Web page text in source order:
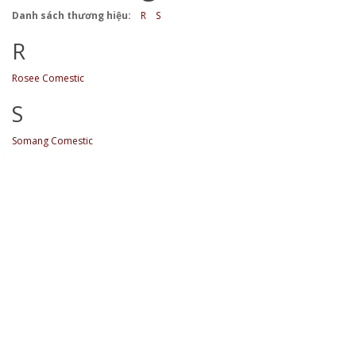
Danh sách thương hiệu: R S
R
Rosee Comestic
S
Somang Comestic